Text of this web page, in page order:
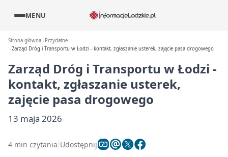
MENU
Strona główna
Przydatne
Zarząd Dróg i Transportu w Łodzi - kontakt, zgłaszanie usterek, zajęcie pasa drogowego
Zarząd Dróg i Transportu w Łodzi -
kontakt, zgłaszanie usterek,
zajęcie pasa drogowego
13 maja 2026
4 min czytania Udostępnij